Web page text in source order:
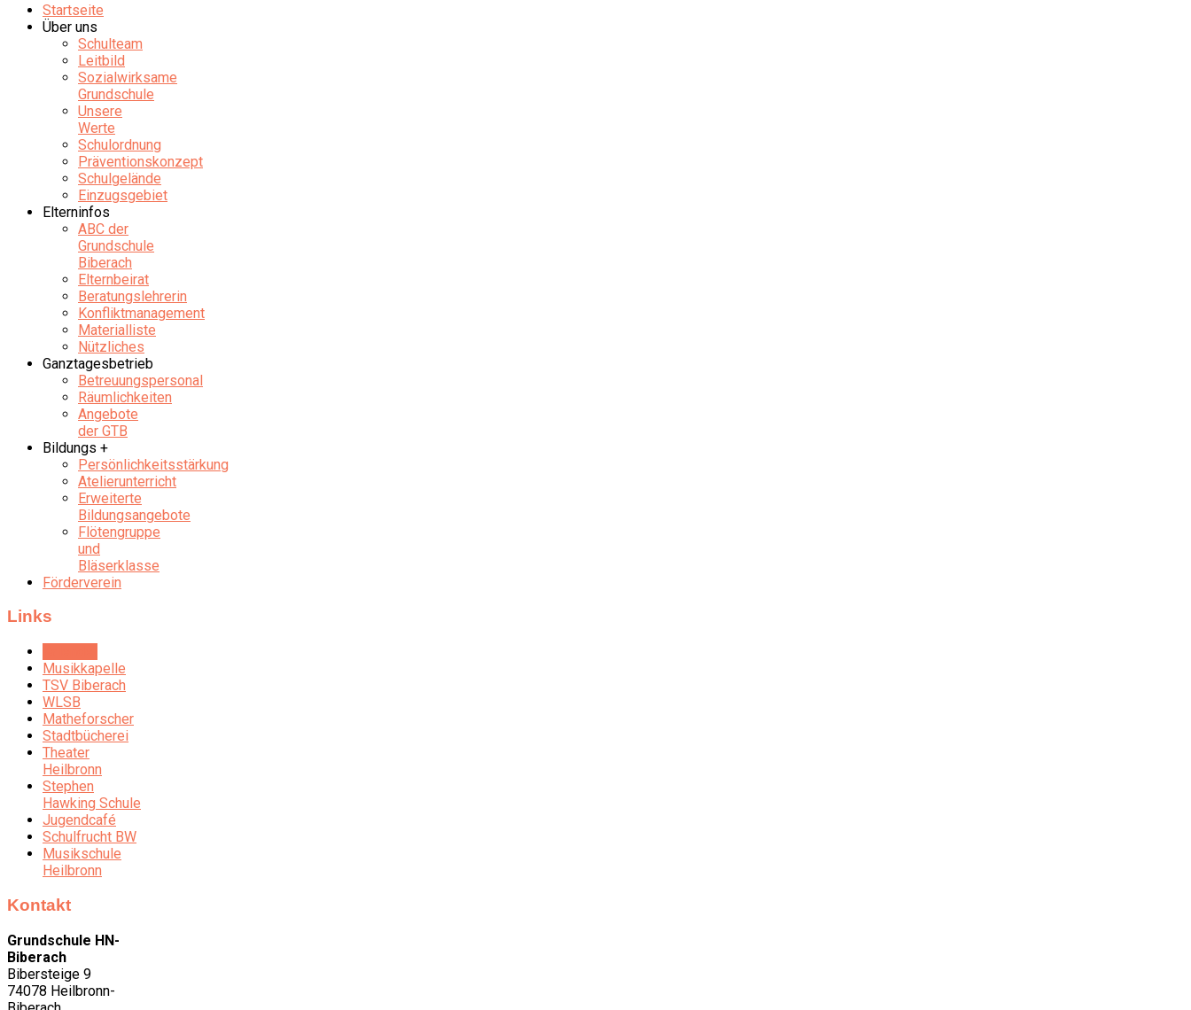
Startseite
Über uns
Schulteam
Leitbild
Sozialwirksame
Grundschule
Unsere
Werte
Schulordnung
Präventionskonzept
Schulgelände
Einzugsgebiet
Elterninfos
ABC der
Grundschule
Biberach
Elternbeirat
Beratungslehrerin
Konfliktmanagement
Materialliste
Nützliches
Ganztagesbetrieb
Betreuungspersonal
Räumlichkeiten
Angebote
der GTB
Bildungs +
Persönlichkeitsstärkung
Atelierunterricht
Erweiterte
Bildungsangebote
Flötengruppe
und
Bläserklasse
Förderverein
Links
Musikkapelle
TSV Biberach
WLSB
Matheforscher
Stadtbücherei
Theater
Heilbronn
Stephen
Hawking Schule
Jugendcafé
Schulfrucht BW
Musikschule
Heilbronn
Kontakt
Grundschule HN-
Biberach
Bibersteige 9
74078 Heilbronn-